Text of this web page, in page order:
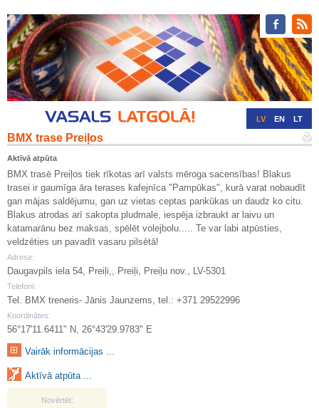
LV EN LT
BMX trase Preiļos
Aktīvā atpūta
BMX trasē Preiļos tiek rīkotas arī valsts mēroga sacensības! Blakus
trasei ir gaumīga āra terases kafejnīca "Pampūkas", kurā varat nobaudīt
gan mājas saldējumu, gan uz vietas ceptas pankūkas un daudz ko citu.
Blakus atrodas arī sakopta pludmale, iespēja izbraukt ar laivu un
katamarānu bez maksas, spēlēt volejbolu..... Te var labi atpūsties,
veldzēties un pavadīt vasaru pilsētā!
Adrese:
Daugavpils iela 54, Preiļi,, Preiļi, Preiļu nov., LV-5301
Telefoni:
Tel. BMX treneris- Jānis Jaunzems, tel.: +371 29522996
Koordinātes:
56°17'11.6411" N, 26°43'29.9783" E
Vairāk informācijas ...
Aktīvā atpūta ...
Novērtēt: